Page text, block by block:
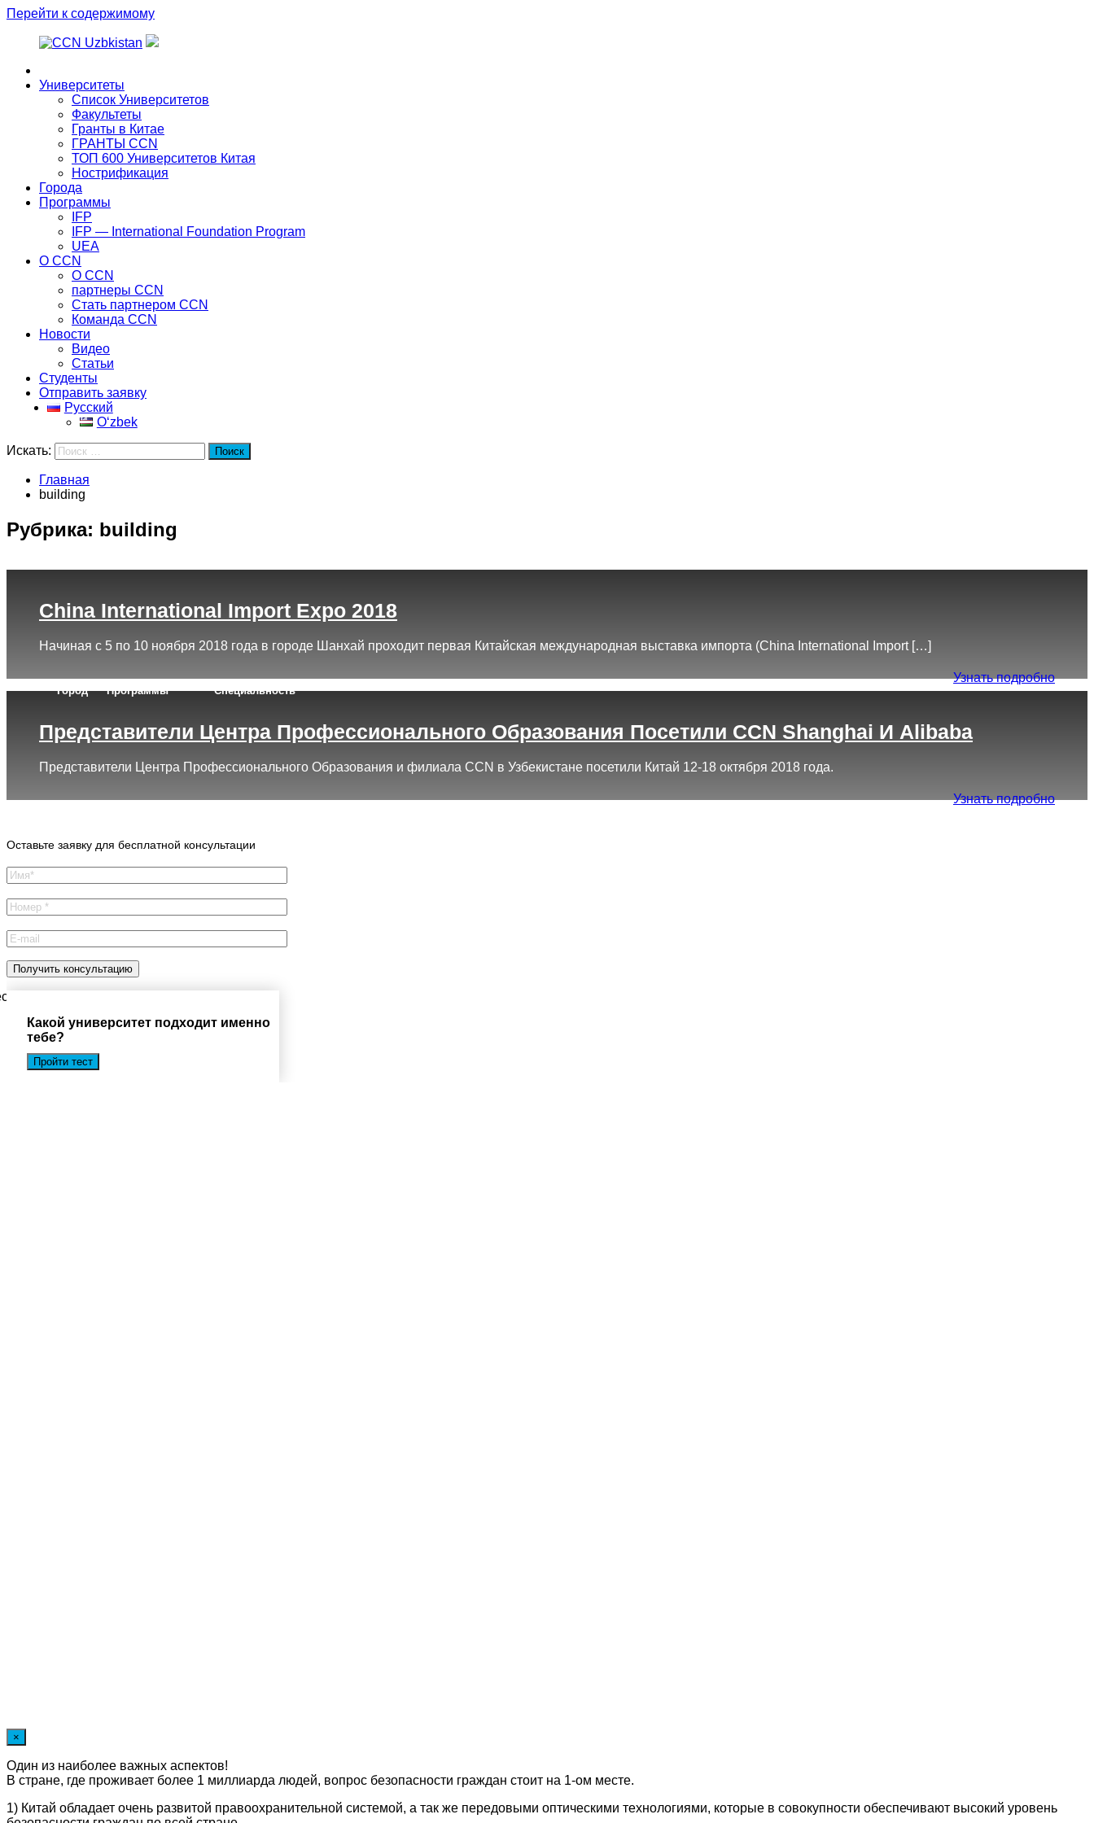
Перейти к содержимому
Университеты
Список Университетов
Факультеты
Гранты в Китае
ГРАНТЫ ССN
ТОП 600 Университетов Китая
Нострификация
Города
Программы
IFP
IFP — International Foundation Program
UEA
О CCN
О CCN
партнеры ССN
Стать партнером CCN
Команда ССN
Новости
Видео
Статьи
Студенты
Отправить заявку
Русский
Oʻzbek
Искать: Поиск
Главная
building
Рубрика: building
China International Import Expo 2018
Начиная с 5 по 10 ноября 2018 года в городе Шанхай проходит первая Китайская международная выставка импорта (China International Import […]
Город Программы Cпециальность
Узнать подробно
Представители Центра Профессионального Образования Посетили CCN Shanghai И Alibaba
Представители Центра Профессионального Образования и филиала CCN в Узбекистане посетили Китай 12-18 октября 2018 года.
Узнать подробно
Оставьте заявку для бесплатной консультации
Какой университет подходит именно
тебе?
Пройти тест
консультацию
×
Один из наиболее важных аспектов!
В стране, где проживает более 1 миллиарда людей, вопрос безопасности граждан стоит на 1-ом месте.
1) Китай обладает очень развитой правоохранительной системой, а так же передовыми оптическими технологиями, которые в совокупности обеспечивают высокий уровень